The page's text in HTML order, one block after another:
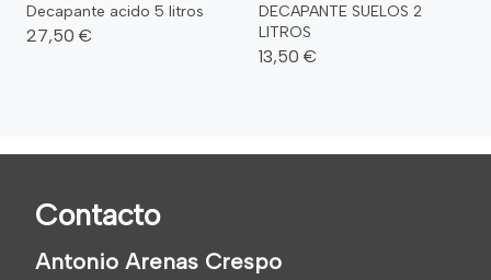
Decapante acido 5 litros
27,50 €
DECAPANTE SUELOS 2
LITROS
13,50 €
Contacto
Antonio Arenas Crespo